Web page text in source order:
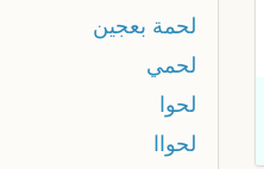
لحمة بعجين
لحمي
لحوا
لحواا